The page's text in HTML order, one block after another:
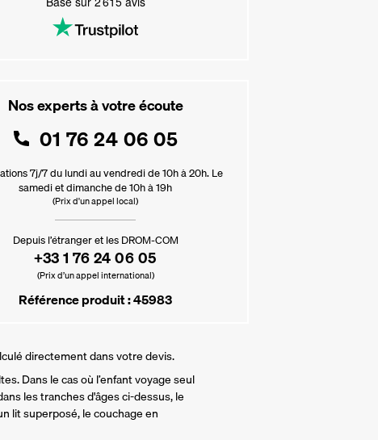
Nos experts à votre écoute
01 76 24 06 05
7j/7 du lundi au vendredi de 10h à 20h. Le
samedi et dimanche de 10h à 19h
(Prix d'un appel local)
Depuis l’étranger et les DROM-COM
+33 1 76 24 06 05
(Prix d’un appel international)
Référence produit : 45983
directement dans votre devis.
Dans le cas où l’enfant voyage seul
les tranches d'âges ci-dessus, le
lit superposé, le couchage en